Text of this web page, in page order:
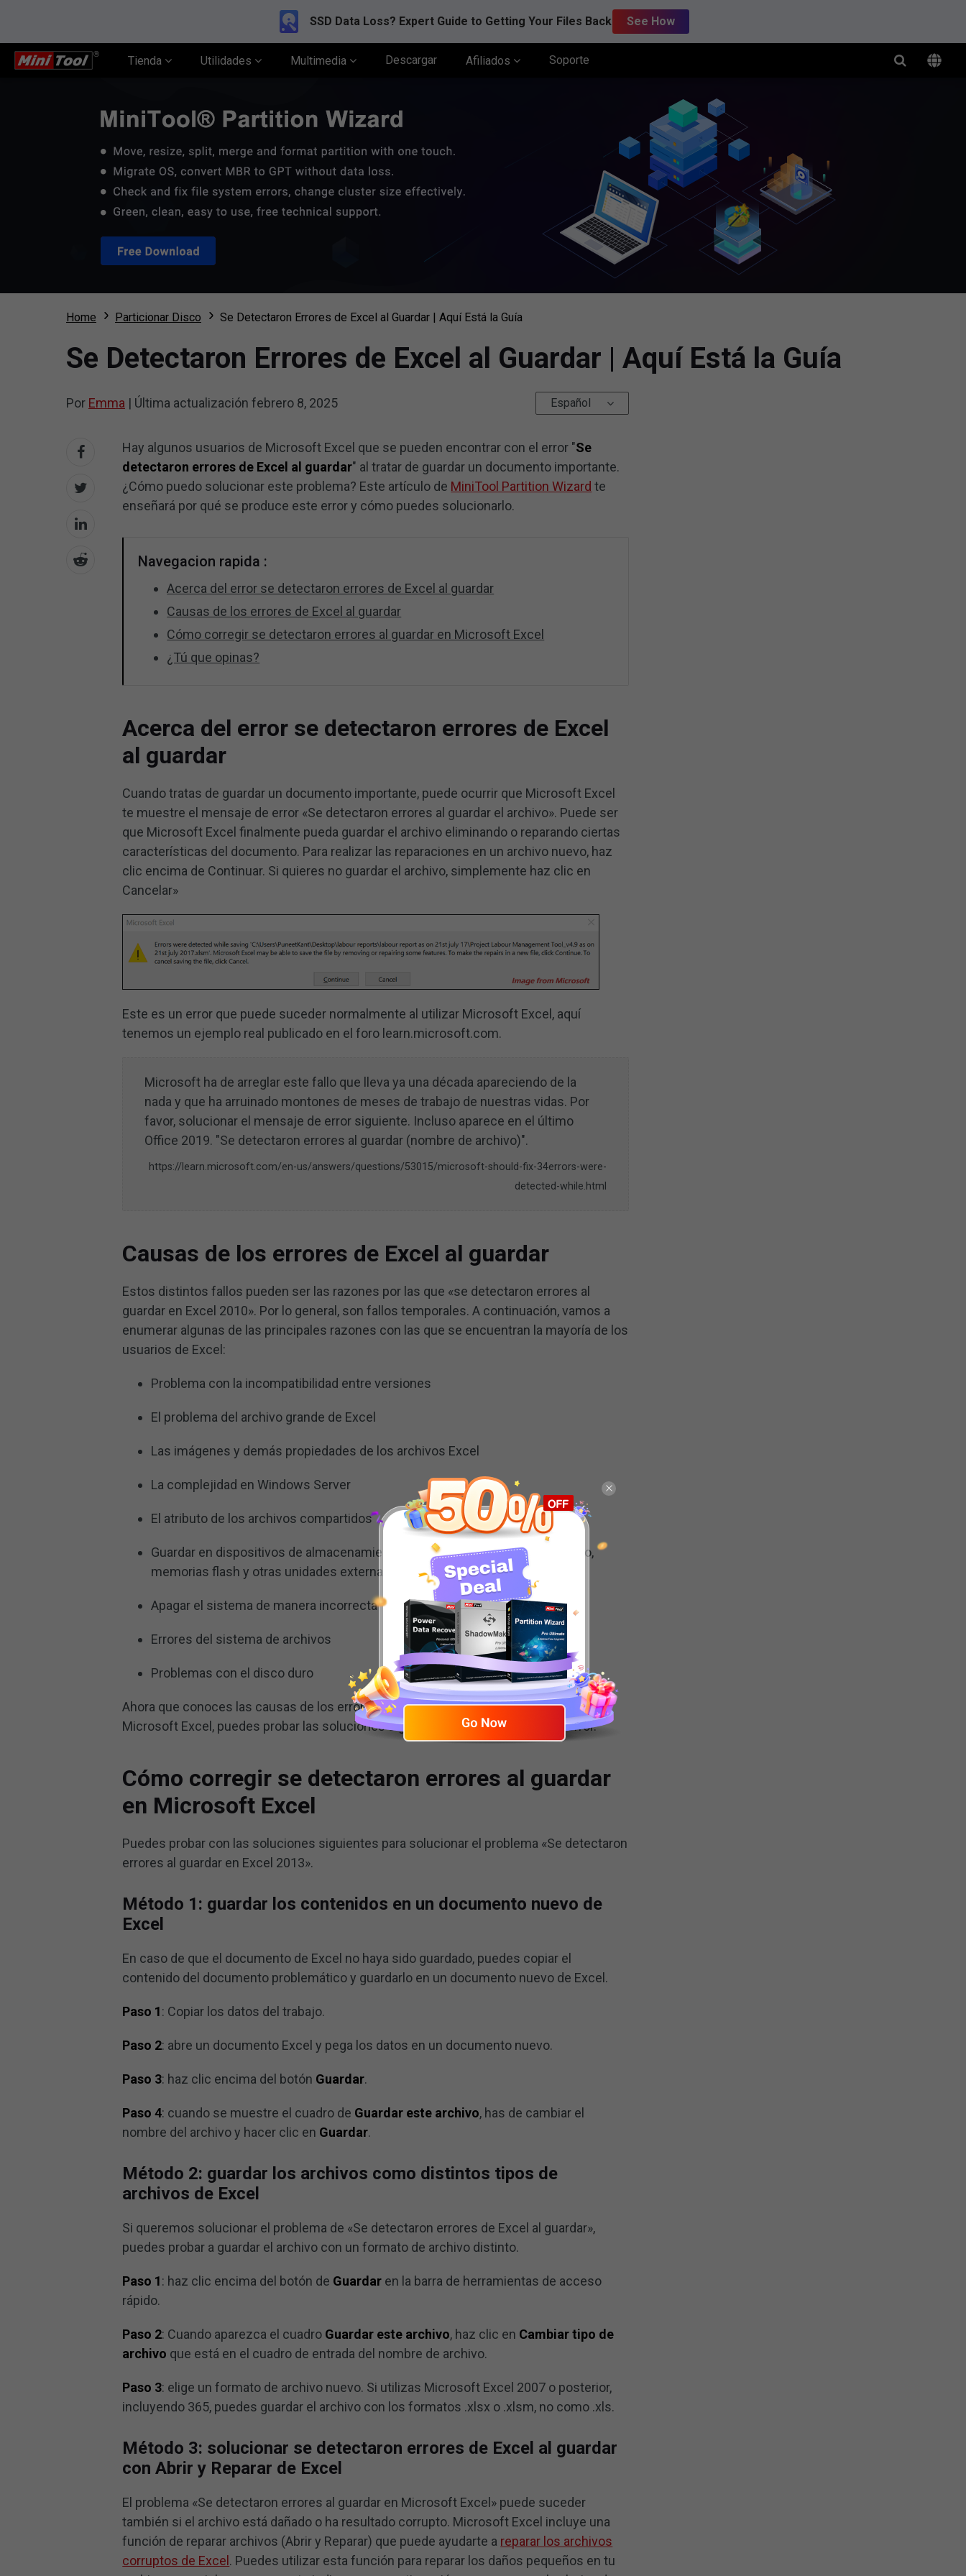
SSD Data Loss? Expert Guide to Getting Your Files Back See How
Tienda Utilidades Multimedia Descargar Afiliados Soporte
Home Particionar Disco Se Detectaron Errores de Excel al Guardar | Aquí Está la Guía
Se Detectaron Errores de Excel al Guardar | Aquí Está la Guía
Por Emma | Última actualización febrero 8, 2025 Español
Hay algunos usuarios de Microsoft Excel que se pueden encontrar con el error "Se
detectaron errores de Excel al guardar" al tratar de guardar un documento importante.
¿Cómo puedo solucionar este problema? Este artículo de MiniTool Partition Wizard te
enseñará por qué se produce este error y cómo puedes solucionarlo.
Navegacion rapida :
Acerca del error se detectaron errores de Excel al guardar
Causas de los errores de Excel al guardar
Cómo corregir se detectaron errores al guardar en Microsoft Excel
¿Tú que opinas?
Acerca del error se detectaron errores de Excel
al guardar
Cuando tratas de guardar un documento importante, puede ocurrir que Microsoft Excel
te muestre el mensaje de error «Se detectaron errores al guardar el archivo». Puede ser
que Microsoft Excel finalmente pueda guardar el archivo eliminando o reparando ciertas
características del documento. Para realizar las reparaciones en un archivo nuevo, haz
clic encima de Continuar. Si quieres no guardar el archivo, simplemente haz clic en
Cancelar»
Este es un error que puede suceder normalmente al utilizar Microsoft Excel, aquí
tenemos un ejemplo real publicado en el foro learn.microsoft.com.
Microsoft ha de arreglar este fallo que lleva ya una década apareciendo de la
nada y que ha arruinado montones de meses de trabajo de nuestras vidas. Por
favor, solucionar el mensaje de error siguiente. Incluso aparece en el último
Office 2019. "Se detectaron errores al guardar (nombre de archivo)".
https://learn.microsoft.com/en-us/answers/questions/53015/microsoft-should-fix-34errors-were-
detected-while.html
Causas de los errores de Excel al guardar
Estos distintos fallos pueden ser las razones por las que «se detectaron errores al
guardar en Excel 2010». Por lo general, son fallos temporales. A continuación, vamos a
enumerar algunas de las principales razones con las que se encuentran la mayoría de los
usuarios de Excel:
Problema con la incompatibilidad entre versiones
El problema del archivo grande de Excel
Las imágenes y demás propiedades de los archivos Excel
La complejidad en Windows Server
El atributo de los archivos compartidos
Guardar en dispositivos de almacenamiento infectados por virus, por ejemplo,
memorias flash y otras unidades externas
Apagar el sistema de manera incorrecta
Errores del sistema de archivos
Problemas con el disco duro
Ahora que conoces las causas de los errores detectados cuando guardamos con
Microsoft Excel, puedes probar las soluciones siguientes para librarte de este error.
Cómo corregir se detectaron errores al guardar
en Microsoft Excel
Puedes probar con las soluciones siguientes para solucionar el problema «Se detectaron
errores al guardar en Excel 2013».
Método 1: guardar los contenidos en un documento nuevo de
Excel
En caso de que el documento de Excel no haya sido guardado, puedes copiar el
contenido del documento problemático y guardarlo en un documento nuevo de Excel.
Paso 1: Copiar los datos del trabajo.
Paso 2: abre un documento Excel y pega los datos en un documento nuevo.
Paso 3: haz clic encima del botón Guardar.
Paso 4: cuando se muestre el cuadro de Guardar este archivo, has de cambiar el
nombre del archivo y hacer clic en Guardar.
Método 2: guardar los archivos como distintos tipos de
archivos de Excel
Si queremos solucionar el problema de «Se detectaron errores de Excel al guardar»,
puedes probar a guardar el archivo con un formato de archivo distinto.
Paso 1: haz clic encima del botón de Guardar en la barra de herramientas de acceso
rápido.
Paso 2: Cuando aparezca el cuadro Guardar este archivo, haz clic en Cambiar tipo de
archivo que está en el cuadro de entrada del nombre de archivo.
Paso 3: elige un formato de archivo nuevo. Si utilizas Microsoft Excel 2007 o posterior,
incluyendo 365, puedes guardar el archivo con los formatos .xlsx o .xlsm, no como .xls.
Método 3: solucionar se detectaron errores de Excel al guardar
con Abrir y Reparar de Excel
El problema «Se detectaron errores al guardar en Microsoft Excel» puede suceder
también si el archivo está dañado o ha resultado corrupto. Microsoft Excel incluye una
función de reparar archivos (Abrir y Reparar) que puede ayudarte a reparar los archivos
corruptos de Excel . Puedes utilizar esta función para reparar los daños pequeños en tu